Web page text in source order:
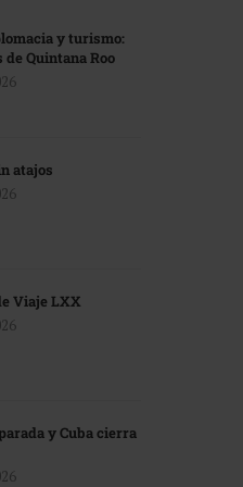
y turismo:
Quintana Roo
atajos
Viaje LXX
parada y Cuba cierra